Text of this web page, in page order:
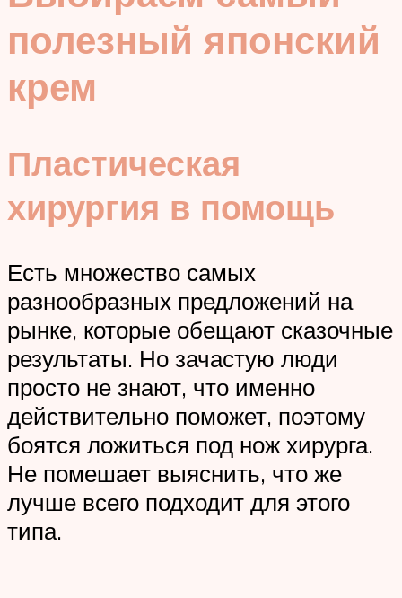
полезный японский
крем
Пластическая
хирургия в помощь
Есть множество самых
разнообразных предложений на
рынке, которые обещают сказочные
результаты. Но зачастую люди
просто не знают, что именно
действительно поможет, поэтому
боятся ложиться под нож хирурга.
Не помешает выяснить, что же
лучше всего подходит для этого
типа.